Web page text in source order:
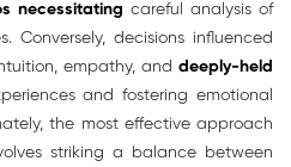
necessitating careful analysis of
decisions influenced
empathy, and deeply-held
and fostering emotional
the most effective approach
striking a balance between